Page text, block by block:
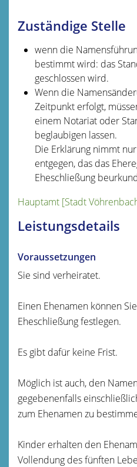
Zuständige Stelle
wenn die
bestimmt wird: das
geschlossen wird.
Wenn die
Zeitpunkt erfolgt,
einem Notariat oder
beglaubigen lassen.
Die Erklärung nimmt
entgegen, das das
Eheschließung
Hauptamt [Stadt
Leistungsdetails
Voraussetzungen
Sie sind verheiratet.
Einen Ehenamen können
Eheschließung festlegen.
Es gibt dafür keine Frist.
Möglich ist auch, den
gegebenenfalls
zum Ehenamen zu
Kinder erhalten den
Vollendung des fünften